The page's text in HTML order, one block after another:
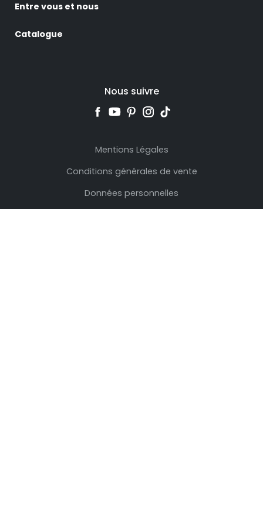
Entre vous et nous
Catalogue
Nous suivre
Mentions Légales
Conditions générales de vente
Données personnelles